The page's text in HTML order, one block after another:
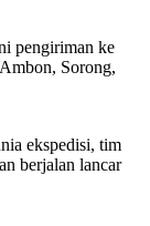
pengiriman ke
Sorong,
ekspedisi, tim
berjalan lancar